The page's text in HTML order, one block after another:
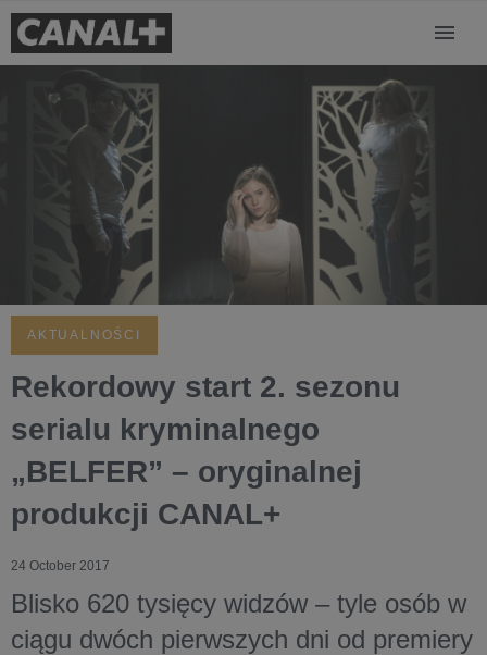
AKTUALNOŚCI
Rekordowy start 2. sezonu
serialu kryminalnego
„BELFER” – oryginalnej
produkcji CANAL+
24 October 2017
Blisko 620 tysięcy widzów – tyle osób w
ciągu dwóch pierwszych dni od premiery